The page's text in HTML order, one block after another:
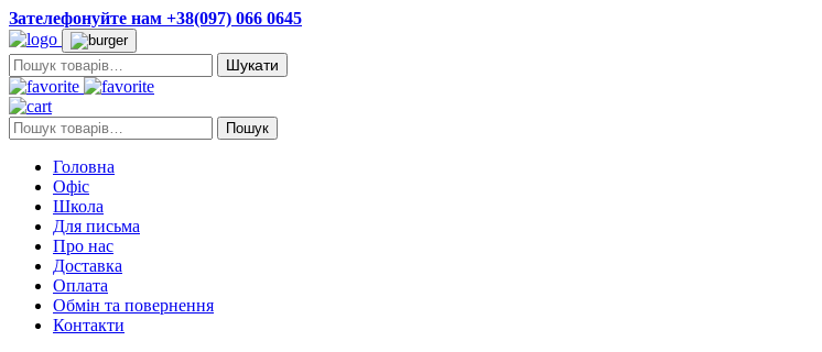
Зателефонуйте нам +38(097) 066 0645
Пошук:
Пошук: Пошук
Головна
Офіс
Школа
Для письма
Про нас
Доставка
Оплата
Обмін та повернення
Контакти